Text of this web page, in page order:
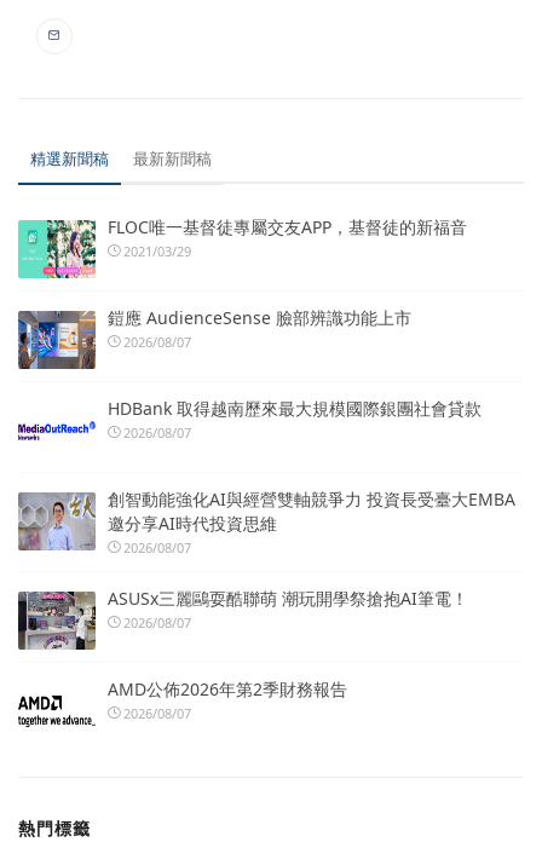
精選新聞稿 最新新聞稿
FLOC唯一基督徒專屬交友APP，基督徒的新福音
2021/03/29
鎧應 AudienceSense 臉部辨識功能上市
2026/08/07
HDBank 取得越南歷來最大規模國際銀團社會貸款
2026/08/07
創智動能強化AI與經營雙軸競爭力 投資長受臺大EMBA
邀分享AI時代投資思維
2026/08/07
ASUSx三麗鷗耍酷聯萌 潮玩開學祭搶抱AI筆電！
2026/08/07
AMD公佈2026年第2季財務報告
2026/08/07
熱門標籤